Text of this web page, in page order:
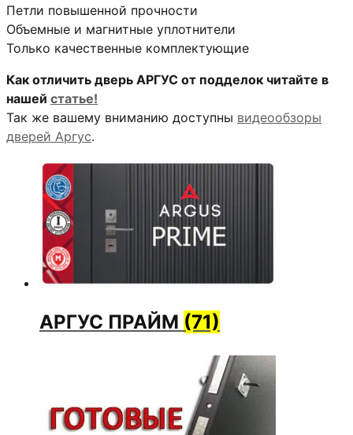
Петли повышенной прочности
Объемные и магнитные уплотнители
Только качественные комплектующие
Как отличить дверь АРГУС от подделок читайте в
нашей статье!
Так же вашему вниманию доступны видеообзоры
дверей Аргус.
АРГУС ПРАЙМ (71)